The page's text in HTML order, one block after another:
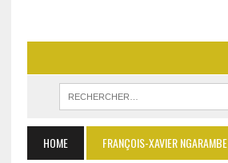
HOME FRANÇOIS-XAVIER NGARAMBE